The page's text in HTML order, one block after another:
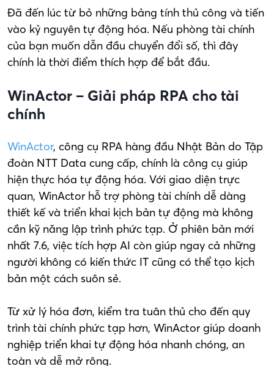
Đã đến lúc từ bỏ những bảng tính thủ công và tiến
vào kỷ nguyên tự động hóa. Nếu phòng tài chính
của bạn muốn dẫn đầu chuyển đổi số, thì đây
chính là thời điểm thích hợp để bắt đầu.
WinActor – Giải pháp RPA cho tài
chính
WinActor, công cụ RPA hàng đầu Nhật Bản do Tập
đoàn NTT Data cung cấp, chính là công cụ giúp
hiện thực hóa tự động hóa. Với giao diện trực
quan, WinActor hỗ trợ phòng tài chính dễ dàng
thiết kế và triển khai kịch bản tự động mà không
cần kỹ năng lập trình phức tạp. Ở phiên bản mới
nhất 7.6, việc tích hợp AI còn giúp ngay cả những
người không có kiến thức IT cũng có thể tạo kịch
bản một cách suôn sẻ.
Từ xử lý hóa đơn, kiểm tra tuân thủ cho đến quy
trình tài chính phức tạp hơn, WinActor giúp doanh
nghiệp triển khai tự động hóa nhanh chóng, an
toàn và dễ mở rộng.